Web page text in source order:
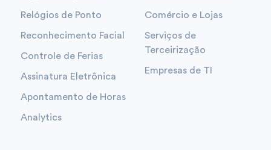
Relógios de Ponto
Reconhecimento Facial
Controle de Ferias
Assinatura Eletrônica
Apontamento de Horas
Analytics
Comércio e Lojas
Serviços de
Terceirização
Empresas de TI